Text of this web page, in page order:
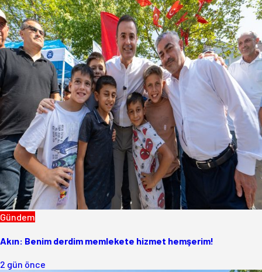
Gündem
Akın: Benim derdim memlekete hizmet hemşerim!
2 gün önce